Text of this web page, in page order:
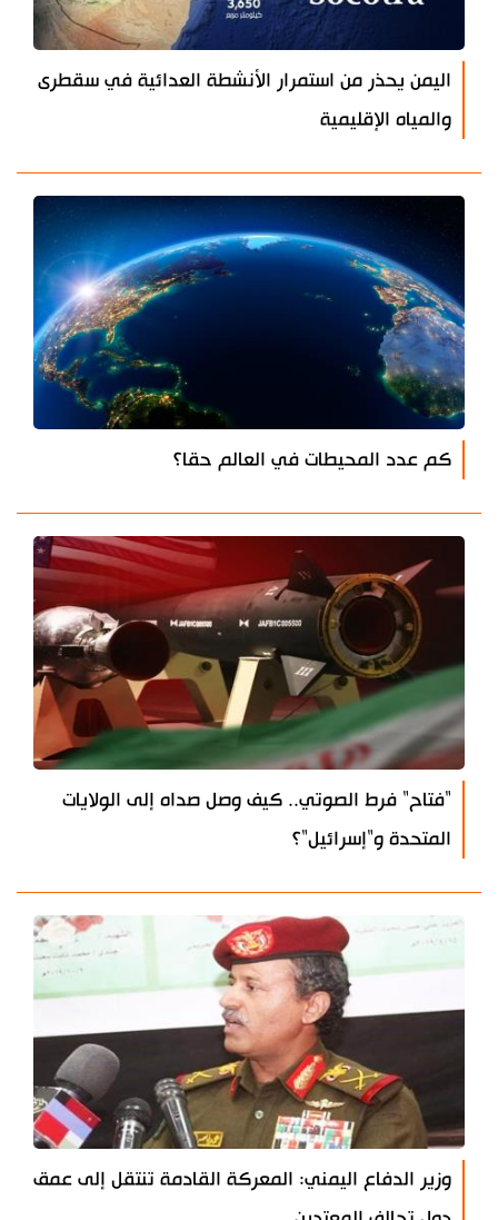
اليمن يحذر من استمرار الأنشطة العدائية في سقطرى
والمياه الإقليمية
كم عدد المحيطات في العالم حقا؟
"فتاح" فرط الصوتي.. كيف وصل صداه إلى الولايات
المتحدة و"إسرائيل"؟
وزير الدفاع اليمني: المعركة القادمة تنتقل إلى عمق